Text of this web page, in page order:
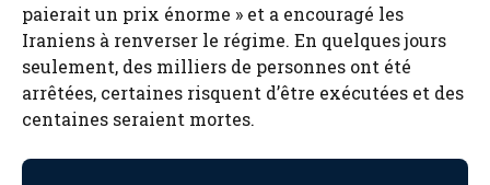
paierait un prix énorme » et a encouragé les
Iraniens à renverser le régime. En quelques jours
seulement, des milliers de personnes ont été
arrêtées, certaines risquent d’être exécutées et des
centaines seraient mortes.